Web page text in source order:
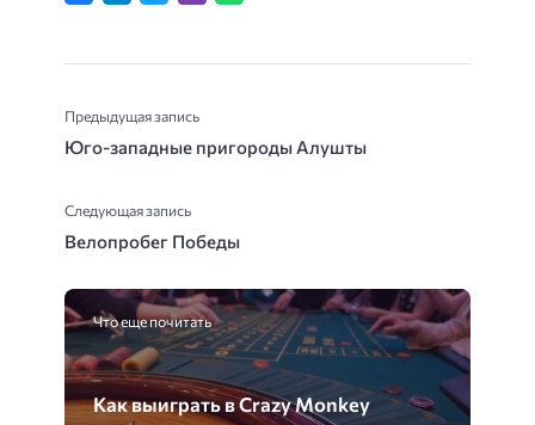
Предыдущая запись
Юго-западные пригороды Алушты
Следующая запись
Велопробег Победы
Что еще почитать
Как выиграть в Crazy Monkey